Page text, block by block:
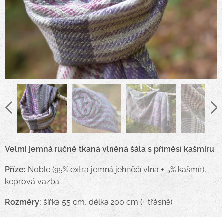
Velmi jemná ručně tkaná vlněná šála s příměsí kašmíru
Příze: Noble (95% extra jemná jehněčí vlna + 5% kašmír),
keprová vazba
Rozměry: šířka 55 cm, délka 200 cm (+ třásně)